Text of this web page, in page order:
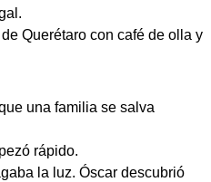
Querétaro con café de olla y
una familia se salva
rápido.
la luz. Óscar descubrió